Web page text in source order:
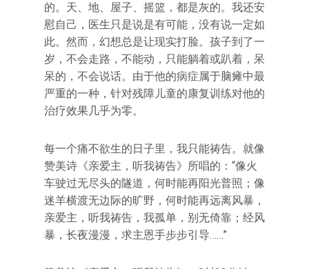
的。天、地、屋子、摇篮，都是灰的。我还安
慰自己，医生只是说是有可能，没有说一定如
此。然而，幻想总是让现实打脸。孩子到了一
岁，不会走路，不能动，只能躺着或趴着，呆
呆的，不会说话。由于他的病症属于脑瘫中最
严重的一种，针对残障儿童的康复训练对他的
治疗效果几乎为零。
每一个痛不欲生的日子里，我只能祷告。就像
赞美诗《亲爱主，听我祷告》所唱的：“像火
车驶过无尽头的隧道，何时能再阳光普照；像
迷羊横渡无边际的旷野，何时能再远离风暴，
亲爱主，听我祷告，我孤单，别无倚靠；经风
暴，长夜漫漫，求主恩手步步引导……”